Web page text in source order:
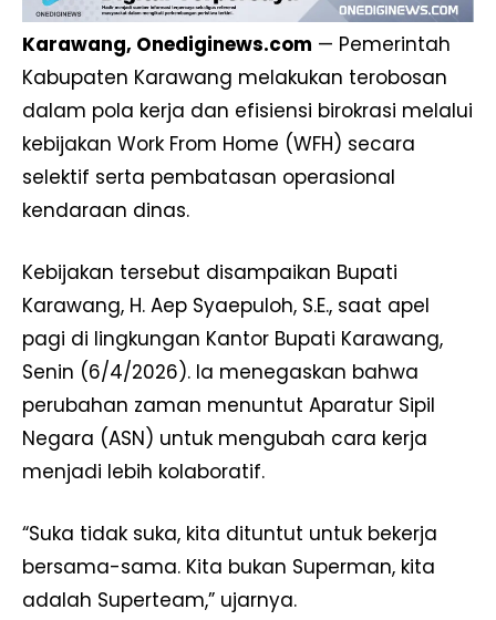
Karawang, Onediginews.com — Pemerintah
Kabupaten Karawang melakukan terobosan
dalam pola kerja dan efisiensi birokrasi melalui
kebijakan Work From Home (WFH) secara
selektif serta pembatasan operasional
kendaraan dinas.
Kebijakan tersebut disampaikan Bupati
Karawang, H. Aep Syaepuloh, S.E., saat apel
pagi di lingkungan Kantor Bupati Karawang,
Senin (6/4/2026). Ia menegaskan bahwa
perubahan zaman menuntut Aparatur Sipil
Negara (ASN) untuk mengubah cara kerja
menjadi lebih kolaboratif.
“Suka tidak suka, kita dituntut untuk bekerja
bersama-sama. Kita bukan Superman, kita
adalah Superteam,” ujarnya.